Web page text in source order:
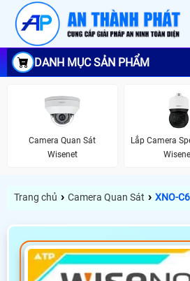
DANH MỤC SẢN PHẨM
Camera Quan Sát
Wisenet
Lắp Camera
Trang chủ › Camera Quan Sát › XNO-